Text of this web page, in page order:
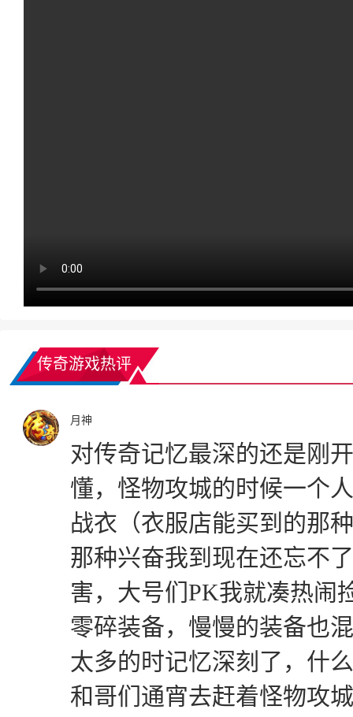
传奇游戏热评
月神
对传奇记忆最深的还是刚
懂，怪物攻城的时候一个
战衣（衣服店能买到的那
那种兴奋我到现在还忘不
害，大号们PK我就凑热闹
零碎装备，慢慢的装备也
太多的时记忆深刻了，什
和哥们通宵去赶着怪物攻